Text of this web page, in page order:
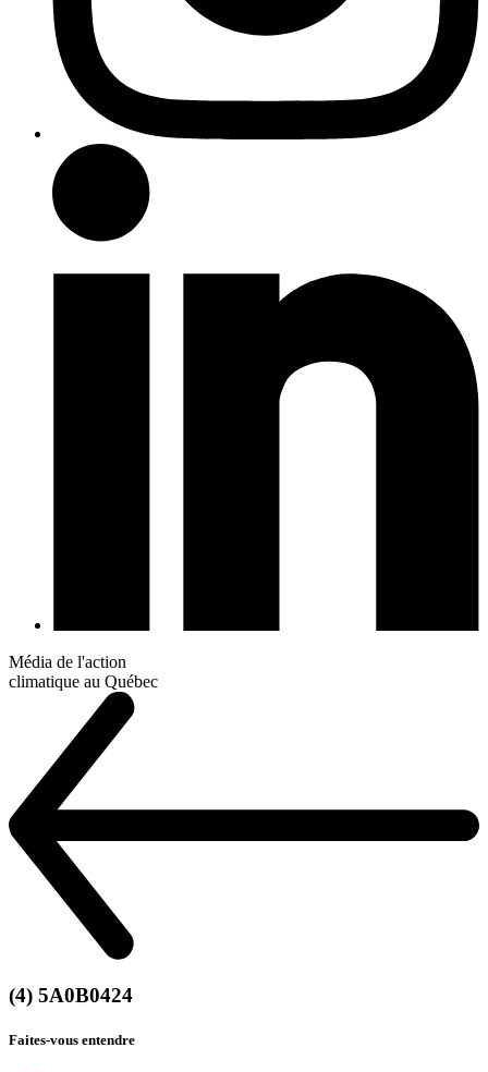
Média de l'action
climatique au Québec
(4) 5A0B0424
Faites-vous entendre